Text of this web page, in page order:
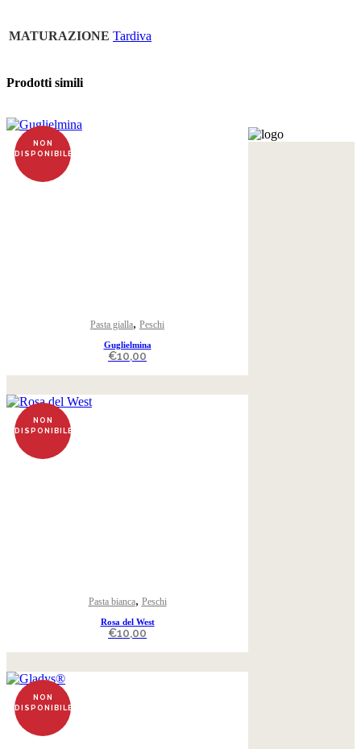
MATURAZIONE Tardiva
Prodotti simili
NON
DISPONIBILE
Pasta gialla, Peschi
Guglielmina
€10,00
NON
DISPONIBILE
Pasta bianca, Peschi
Rosa del West
€10,00
NON
DISPONIBILE